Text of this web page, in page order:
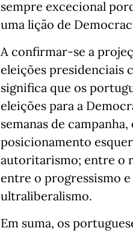
sempre excecional
uma lição de
A confirmar-se a
eleições presidenciais
significa que os
eleições para a
semanas de
posicionamento
autoritarismo; entre o
entre o progressismo
ultraliberalismo.
Em suma, os